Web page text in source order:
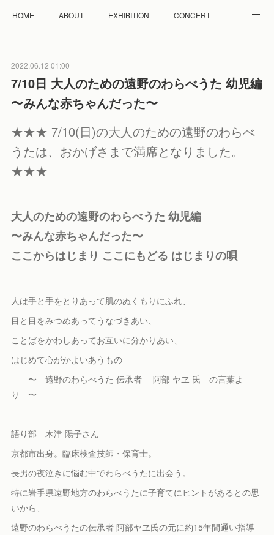
HOME ABOUT EXHIBITION CONCERT
Facebook
2022.06.12 01:00
7/10日 大人のための遠野のわらべうた 幼児編
〜みんな赤ちゃんだった〜
★★★ 7/10(日)の大人のための遠野のわらべ
うたは、おかげさまで満席となりました。
★★★
大人のための遠野のわらべうた 幼児編
〜みんな赤ちゃんだった〜
ここからはじまり ここにもどる はじまりの唄
人は手と手をとりあって肌のぬくもりにふれ、
目と目をみつめあってうなづきあい、
ことばをかわしあってお互いに分かりあい、
はじめて心がかよいあうもの
〜 遠野のわらべうた 伝承者 阿部 ヤヱ 氏 の言葉よ
り 〜
語り部 木津 陽子さん
京都市出身。臨床検査技師・保育士。
長男の夜泣きに悩む中でわらべうたに出会う。
特に岩手県遠野地方のわらべうたに子育てにヒントがあるとの思
いから、
遠野のわらべうたの伝承者 阿部ヤヱ氏の元に約15年間通い指導